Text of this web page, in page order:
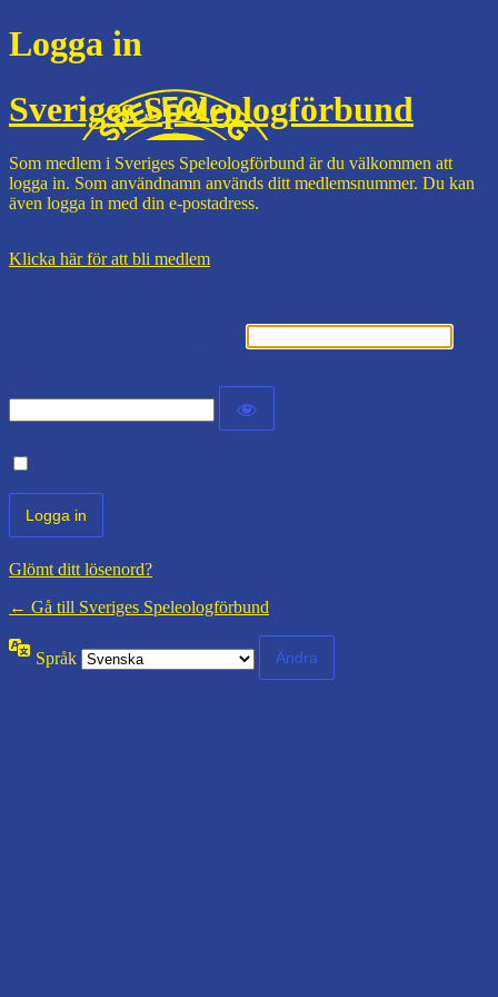
Logga in
Sveriges Speleologförbund
Som medlem i Sveriges Speleologförbund är du välkommen att
logga in. Som användnamn används ditt medlemsnummer. Du kan
även logga in med din e-postadress.
Klicka här för att bli medlem
Glömt ditt lösenord?
← Gå till Sveriges Speleologförbund
Språk